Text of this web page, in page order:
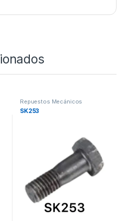
Repuestos Mecánicos
SK253